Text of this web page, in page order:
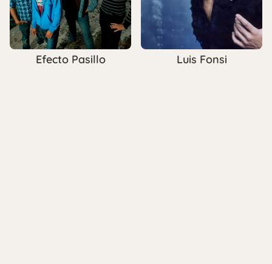
Efecto Pasillo Luis Fonsi